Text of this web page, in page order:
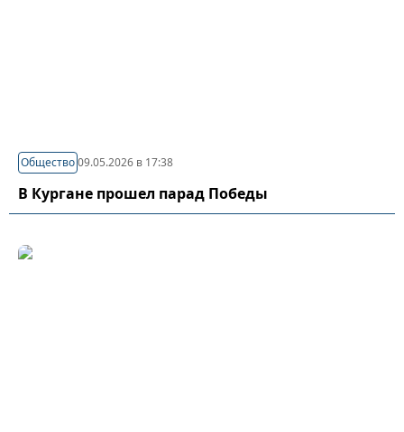
Общество09.05.2026 в 17:38
В Кургане прошел парад Победы